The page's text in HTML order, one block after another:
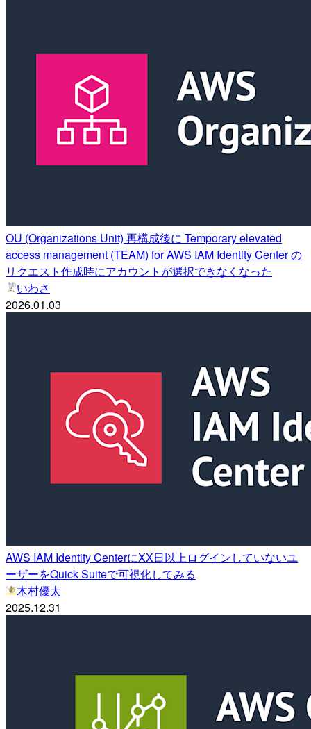
OU (Organizations Unit) 再構成後に Temporary elevated
access management (TEAM) for AWS IAM Identity Center の
リクエスト作成時にアカウントが選択できなくなった
いわさ
2026.01.03
AWS IAM Identity CenterにXX日以上ログインしていないユ
ーザーをQuick Suiteで可視化してみる
木村優太
2025.12.31